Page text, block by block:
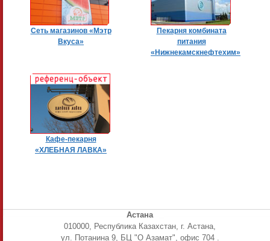
Сеть магазинов «Мэтр
Вкуса»
Пекарня комбината
питания
«Нижнекамскнефтехим»
Кафе-пекарня
«ХЛЕБНАЯ ЛАВКА»
Астана
010000, Республика Казахстан, г. Астана,
ул. Потанина 9, БЦ "О Азамат", офис 704 .